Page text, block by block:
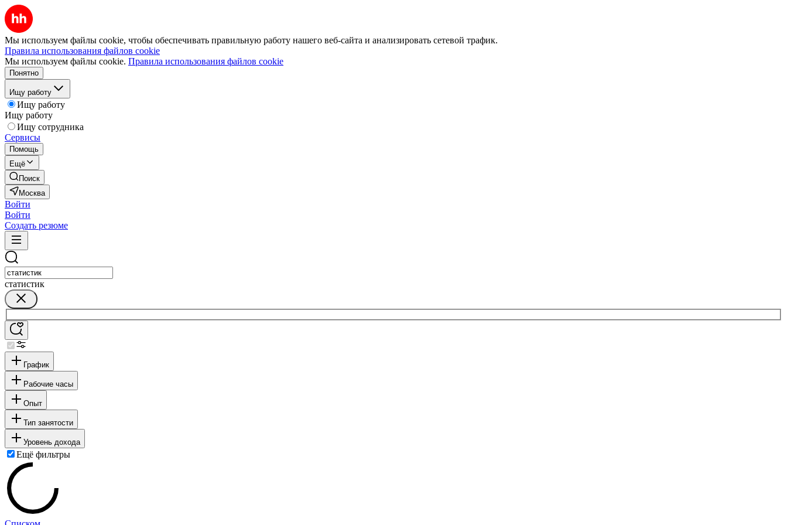
Мы используем файлы cookie, чтобы обеспечивать правильную работу нашего веб-сайта и анализировать сетевой трафик.
Правила использования файлов cookie
Мы используем файлы cookie. Правила использования файлов cookie
Понятно
Ищу работу
Ищу работу
Ищу работу
Ищу сотрудника
Сервисы
Помощь
Ещё
Поиск
Москва
Войти
Войти
Создать резюме
статистик
График
Рабочие часы
Опыт
Тип занятости
Уровень дохода
Ещё фильтры